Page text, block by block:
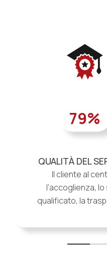
79%
QUALITÀ DEL
Il cliente al
l’accoglienza,
qualificato, la